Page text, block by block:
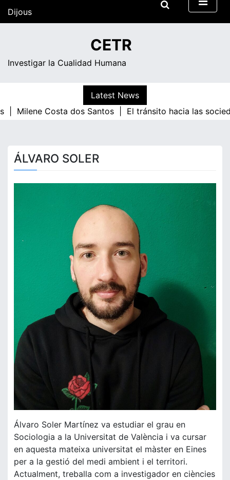
Dijous
CETR
Investigar la Cualidad Humana
Latest News
|
Milene Costa dos Santos | El tránsito hacia las
ÁLVARO SOLER
Álvaro Soler Martínez va estudiar el grau en
Sociologia a la Universitat de València i va cursar
en aquesta mateixa universitat el màster en Eines
per a la gestió del medi ambient i el territori.
Actualment, treballa com a investigador en ciències